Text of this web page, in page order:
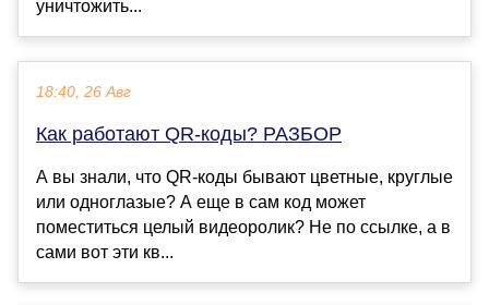
уничтожить...
18:40, 26 Авг
Как работают QR-коды? РАЗБОР
А вы знали, что QR-коды бывают цветные, круглые
или одноглазые? А еще в сам код может
поместиться целый видеоролик? Не по ссылке, а в
сами вот эти кв...